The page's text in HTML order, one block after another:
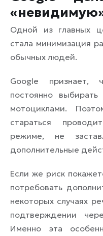
Одной из главных
стала минимизация
обычных людей.
Google признает,
постоянно
мотоциклами.
стараться
режиме, не
дополнительные
Если же риск
потребовать
некоторых случаях
подтверждении
Именно эта